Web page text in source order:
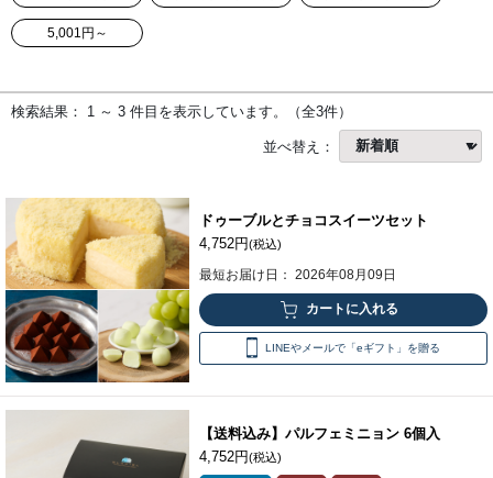
5,001円～
検索結果： 1 ～ 3 件目を表示しています。（全3件）
並べ替え：
ドゥーブルとチョコスイーツセット
4,752円(税込)
最短お届け日： 2026年08月09日
LINEやメールで「eギフト」を贈る
【送料込み】パルフェミニョン 6個入
4,752円(税込)